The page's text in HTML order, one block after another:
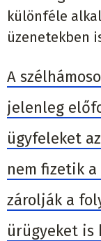
különféle
üzenetekben
A
jelenleg
ügyfeleket
nem fizetik
zárolják a
ürügyeket is